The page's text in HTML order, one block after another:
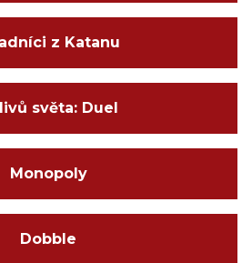
z Katanu
světa: Duel
Monopoly
Dobble